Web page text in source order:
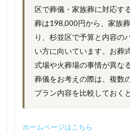
区で葬儀・家族葬に対応す
葬は198,000円から、家族
り、杉並区で予算と内容の
い方に向いています。お葬
式場や火葬場の事情が異な
葬儀をお考えの際は、複数
プラン内容を比較しておく
ホームページはこ ちら